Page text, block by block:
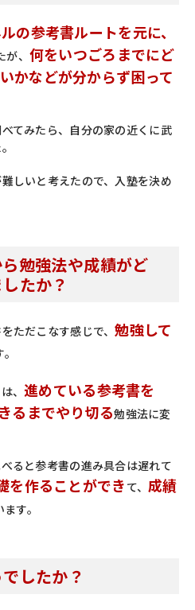
の参考書ルートを元に、
、 何をいつごろまでにど
かなどが分からず困って
てみたら、自分の家の近くに武
しいと考えたので、入塾を決め
勉強法や成績がど
たか？
ただこなす感じで、勉強して
、進めている参考書を
るまでやり切る勉強法に変
ると参考書の進み具合は遅れて
を作ることができ て、成績
す。
したか？